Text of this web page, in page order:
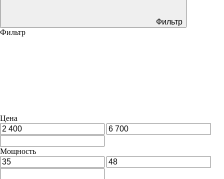
Фильтр
Фильтр
Цена
Мощность